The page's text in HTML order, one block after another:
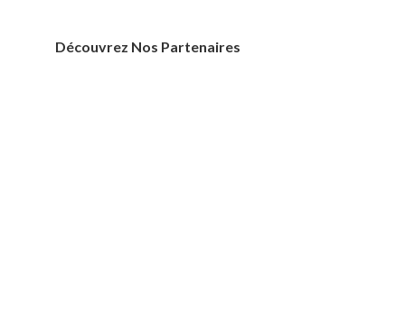
Découvrez Nos Partenaires